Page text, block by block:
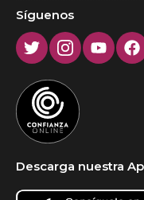
Síguenos
TwitterInstagram
Descarga nuestra